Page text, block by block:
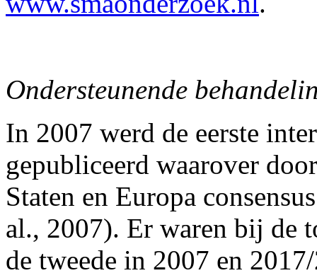
Ondersteunende
In 2007 werd de eerste
gepubliceerd waarover
Staten en Europa
al., 2007). Er waren bij de
de tweede in 2007 en